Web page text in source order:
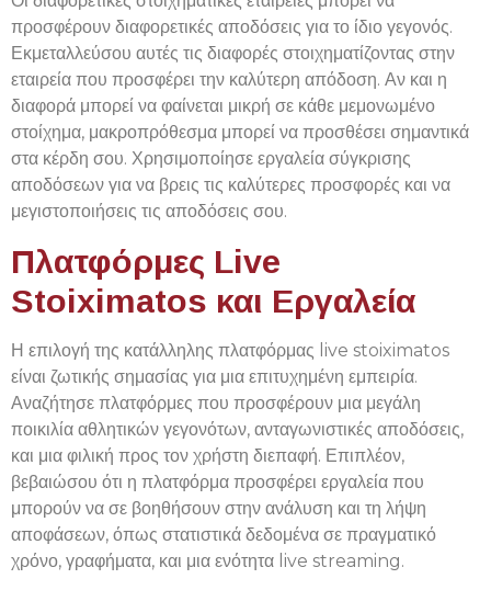
προσφέρουν διαφορετικές αποδόσεις για το ίδιο γεγονός.
Εκμεταλλεύσου αυτές τις διαφορές στοιχηματίζοντας στην
εταιρεία που προσφέρει την καλύτερη απόδοση. Αν και η
διαφορά μπορεί να φαίνεται μικρή σε κάθε μεμονωμένο
στοίχημα, μακροπρόθεσμα μπορεί να προσθέσει σημαντικά
στα κέρδη σου. Χρησιμοποίησε εργαλεία σύγκρισης
αποδόσεων για να βρεις τις καλύτερες προσφορές και να
μεγιστοποιήσεις τις αποδόσεις σου.
Πλατφόρμες Live
Stoiximatos και Εργαλεία
Η επιλογή της κατάλληλης πλατφόρμας live stoiximatos
είναι ζωτικής σημασίας για μια επιτυχημένη εμπειρία.
Αναζήτησε πλατφόρμες που προσφέρουν μια μεγάλη
ποικιλία αθλητικών γεγονότων, ανταγωνιστικές αποδόσεις,
και μια φιλική προς τον χρήστη διεπαφή. Επιπλέον,
βεβαιώσου ότι η πλατφόρμα προσφέρει εργαλεία που
μπορούν να σε βοηθήσουν στην ανάλυση και τη λήψη
αποφάσεων, όπως στατιστικά δεδομένα σε πραγματικό
χρόνο, γραφήματα, και μια ενότητα live streaming.